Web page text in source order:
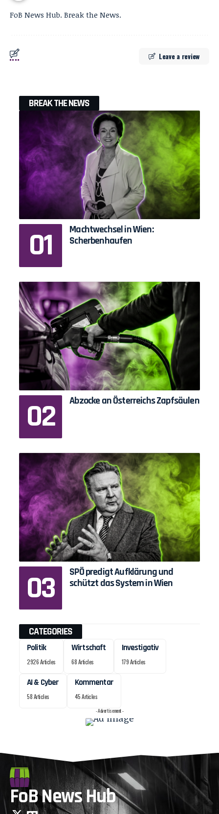
FoB News Hub. Break the News.
Leave a review
BREAK THE NEWS
Machtwechsel in Wien:
Scherbenhaufen
Abzocke an Österreichs Zapfsäulen
SPÖ predigt Aufklärung und
schützt das System in Wien
CATEGORIES
Politik
2926 Articles
Wirtschaft
68 Articles
Investigativ
179 Articles
AI & Cyber
58 Articles
Kommentar
45 Articles
- Advertisement -
FoB News Hub